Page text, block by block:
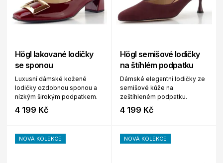
Högl lakované lodičky
se sponou
Luxusní dámské kožené
lodičky ozdobnou sponou a
nízkým širokým podpatkem.
4 199 Kč
Högl semišové lodičky
na štíhlém podpatku
Dámské elegantní lodičky ze
semišové kůže na
zeštíhleném podpatku.
4 199 Kč
NOVÁ KOLEKCE NOVÁ KOLEKCE